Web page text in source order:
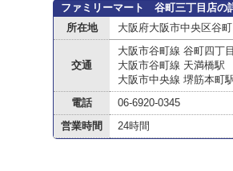
ファミリーマート 谷町三丁目店の
所在地
大阪府大阪市中央区谷
交通
大阪市谷町線 谷町四丁
大阪市谷町線 天満橋駅
大阪市中央線 堺筋本町
電話
06-6920-0345
営業時間
24時間